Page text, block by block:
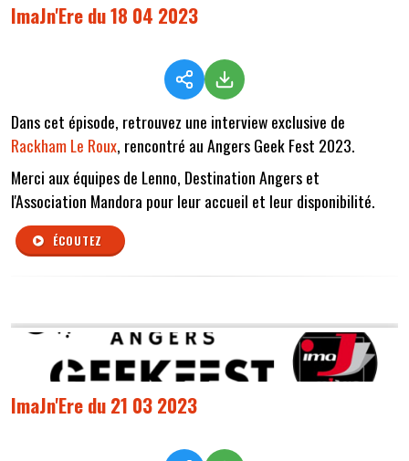
ImaJn'Ere du 18 04 2023
Dans cet épisode, retrouvez une interview exclusive de
Rackham Le Roux, rencontré au Angers Geek Fest 2023.
Merci aux équipes de Lenno, Destination Angers et
l'Association Mandora pour leur accueil et leur disponibilité.
ÉCOUTEZ
ImaJn'Ere du 21 03 2023